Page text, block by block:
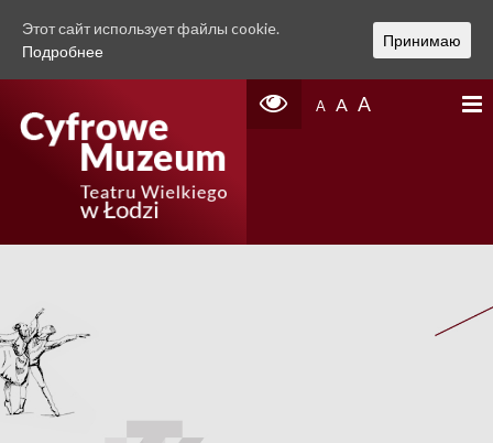
A A A
Этот сайт использует файлы cookie.
Подробнее
Принимаю